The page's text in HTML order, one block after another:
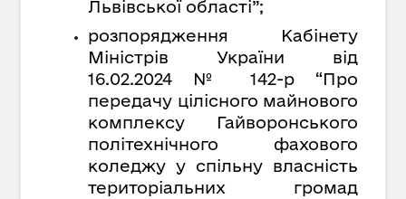
Львівської області”;
розпорядження Кабінету
Міністрів України від
16.02.2024 № 142-р “Про
передачу цілісного майнового
комплексу Гайворонського
політехнічного фахового
коледжу у спільну власність
територіальних громад